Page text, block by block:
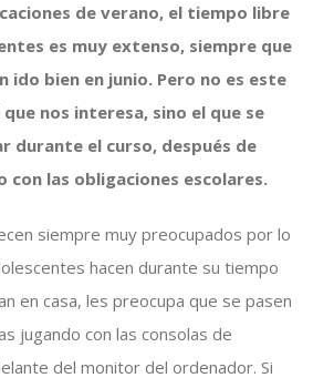
de verano, el tiempo libre
es muy extenso, siempre que
ido bien en junio. Pero no es este
nos interesa, sino el que se
durante el curso, después de
con las obligaciones escolares.
siempre muy preocupados por lo
hacen durante su tiempo
en casa, les preocupa que se pasen
jugando con las consolas de
del monitor del ordenador. Si